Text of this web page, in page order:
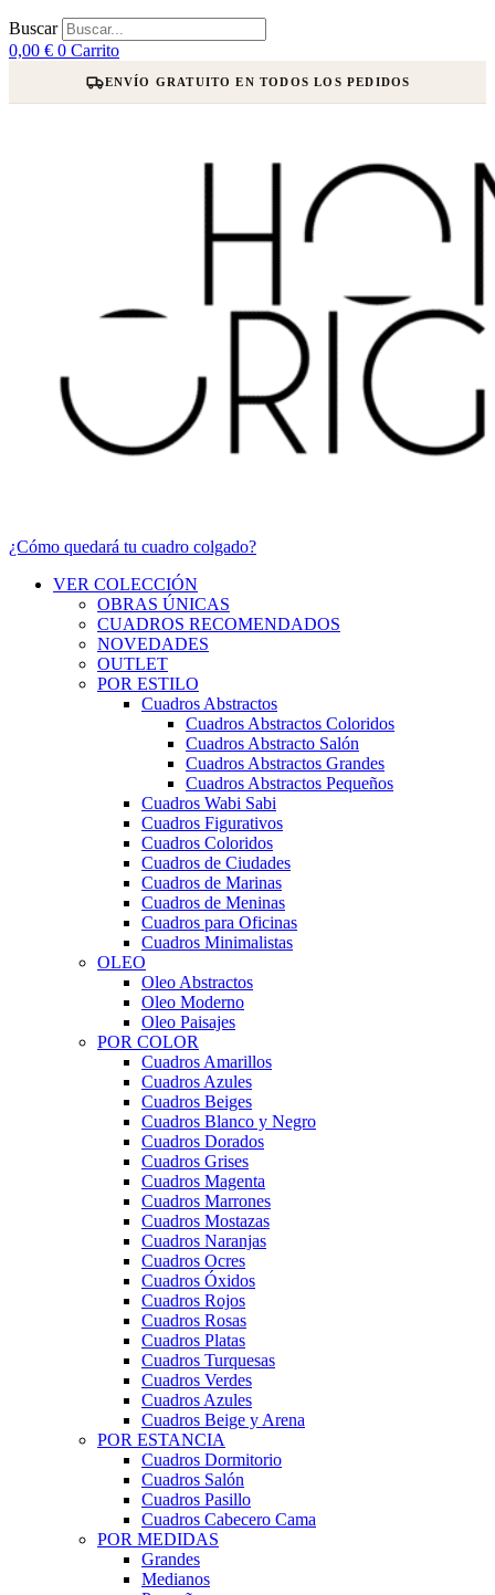
Buscar
0,00 € 0 Carrito
ENVÍO GRATUITO EN TODOS LOS PEDIDOS
¿Cómo quedará tu cuadro colgado?
VER COLECCIÓN
OBRAS ÚNICAS
CUADROS RECOMENDADOS
NOVEDADES
OUTLET
POR ESTILO
Cuadros Abstractos
Cuadros Abstractos Coloridos
Cuadros Abstracto Salón
Cuadros Abstractos Grandes
Cuadros Abstractos Pequeños
Cuadros Wabi Sabi
Cuadros Figurativos
Cuadros Coloridos
Cuadros de Ciudades
Cuadros de Marinas
Cuadros de Meninas
Cuadros para Oficinas
Cuadros Minimalistas
OLEO
Oleo Abstractos
Oleo Moderno
Oleo Paisajes
POR COLOR
Cuadros Amarillos
Cuadros Azules
Cuadros Beiges
Cuadros Blanco y Negro
Cuadros Dorados
Cuadros Grises
Cuadros Magenta
Cuadros Marrones
Cuadros Mostazas
Cuadros Naranjas
Cuadros Ocres
Cuadros Óxidos
Cuadros Rojos
Cuadros Rosas
Cuadros Platas
Cuadros Turquesas
Cuadros Verdes
Cuadros Azules
Cuadros Beige y Arena
POR ESTANCIA
Cuadros Dormitorio
Cuadros Salón
Cuadros Pasillo
Cuadros Cabecero Cama
POR MEDIDAS
Grandes
Medianos